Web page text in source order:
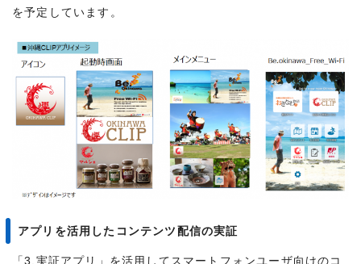
を予定しています。
アプリを活用したコンテンツ配信の実証
「3.実証アプリ」を活用してスマートフォンユーザ向けのコ